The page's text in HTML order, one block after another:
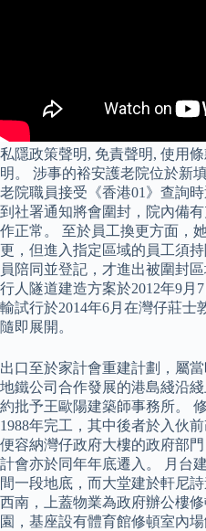
私隱政策聲明, 免責聲明, 使用
明。 涉事的裕安護老院位於新
老院職員接受《香港01》查詢
到社署通知將會圍封，院內備
作正常。 至於員工換更方面，
更，但進入指定區域的員工須
員陪同並登記，才進出被圍封
行人隧道建造方案於2012年9月
輸試行於2014年6月在灣仔莊士
隨即展開。
出口至於家計會重建計劃，屬
地鐵公司合作發展的港島綫沿
約批予王歐陽建築師事務所。
1988年完工，其中後者於入伙
便容納灣仔政府大樓的政府部
計會亦於同年年底遷入。 月台
間一段地底，而大堂建於軒尼
西南，上蓋物業為政府辦公樓
園，基座設有體育館修頓室內